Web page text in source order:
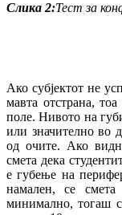
Слика 2:Тест за
Ако субјектот не
мавта отстрана,
поле. Нивото на
или значително во
од очите. Ако
смета дека
е губење на
намален, се
минимално, тогаш